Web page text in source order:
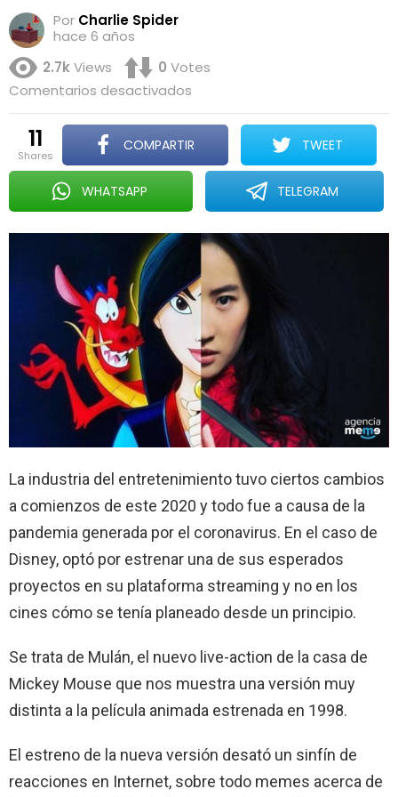
Por Charlie Spider
hace 6 años
2.7kViews 0 Votes
Comentarios desactivados
tienes
donde
ver
Mulán?
Nosotros
tampoco,
pero
si
tenemos
los
memes
que
critican
el
estreno
11
shares
COMPARTIR TWEET
WHATSAPP TELEGRAM
La industria del entretenimiento tuvo ciertos cambios
a comienzos de este 2020 y todo fue a causa de la
pandemia generada por el coronavirus. En el caso de
Disney, optó por estrenar una de sus esperados
proyectos en su plataforma streaming y no en los
cines cómo se tenía planeado desde un principio.
Se trata de Mulán, el nuevo live-action de la casa de
Mickey Mouse que nos muestra una versión muy
distinta a la película animada estrenada en 1998.
El estreno de la nueva versión desató un sinfín de
reacciones en Internet, sobre todo memes acerca de